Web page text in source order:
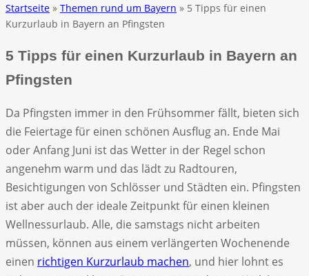
Startseite » Themen rund um Bayern » 5 Tipps für einen
Kurzurlaub in Bayern an Pfingsten
5 Tipps für einen Kurzurlaub in Bayern an
Pfingsten
Da Pfingsten immer in den Frühsommer fällt, bieten sich
die Feiertage für einen schönen Ausflug an. Ende Mai
oder Anfang Juni ist das Wetter in der Regel schon
angenehm warm und das lädt zu Radtouren,
Besichtigungen von Schlösser und Städten ein. Pfingsten
ist aber auch der ideale Zeitpunkt für einen kleinen
Wellnessurlaub. Alle, die samstags nicht arbeiten
müssen, können aus einem verlängerten Wochenende
einen richtigen Kurzurlaub machen, und hier lohnt es